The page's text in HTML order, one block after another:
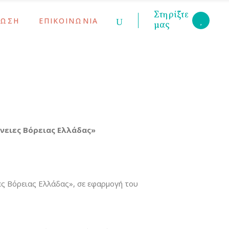
ΕΠΙΚΟΙΝΩΝΙΑ
Στηρίξτε
μας
Βόρειας Ελλάδας»
Βόρειας Ελλάδας», σε εφαρμογή του